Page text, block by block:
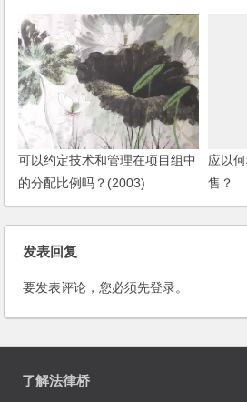
可以约定技术和管理在项目组中
的分配比例吗？(2003)
应以
售？
发表回复
要发表评论，您必须先登录。
了解法律桥